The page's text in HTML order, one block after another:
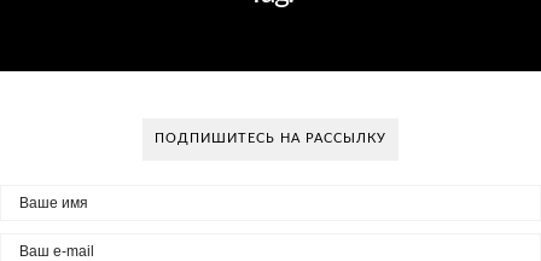
ПОДПИШИТЕСЬ НА РАССЫЛКУ